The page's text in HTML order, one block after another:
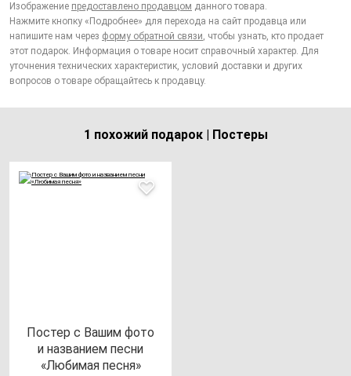
Изображение предоставлено продавцом данного товара.
Нажмите кнопку «Подробнее» для перехода на сайт продавца или
напишите нам через форму обратной связи, чтобы узнать, кто продает
этот подарок. Информация о товаре носит справочный характер. Для
уточнения технических характеристик, условий доставки и других
вопросов о товаре обращайтесь к продавцу.
1 похожий подарок | Постеры
Пос­тер с Вашим фо­то
и наз­ва­ни­ем пес­ни
«Люби­мая пес­ня»